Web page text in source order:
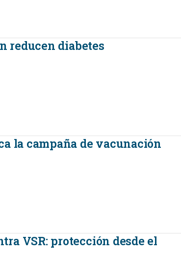
reducen diabetes
la campaña de vacunación
VSR: protección desde el